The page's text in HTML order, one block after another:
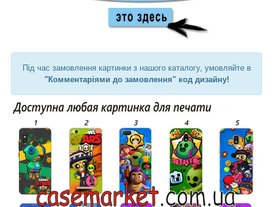
Під час замовлення картинки з нашого каталогу, умовляйте в
"Комментаріями до замовлення" код дизайну!